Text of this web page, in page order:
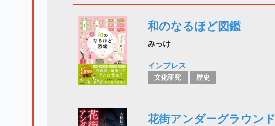
和のなるほど図鑑
みっけ
インプレス
文化研究 歴史
花街アンダーグラウンド